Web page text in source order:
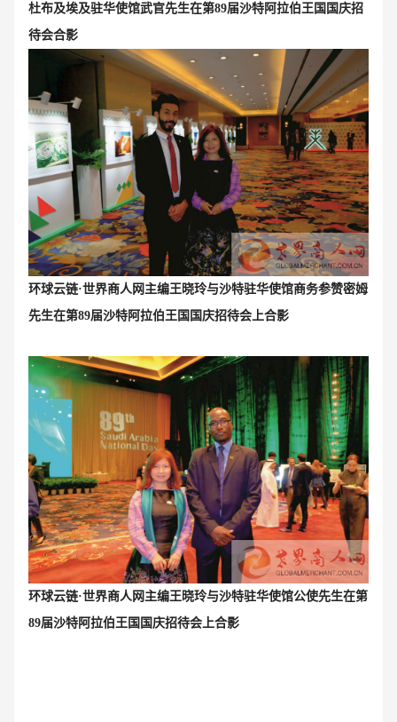
杜布及埃及驻华使馆武官先生在第89届沙特阿拉伯王国国庆招
待会合影
环球云链·世界商人网主编王晓玲与沙特驻华使馆商务参赞密姆
先生在第89届沙特阿拉伯王国国庆招待会上合影
环球云链·世界商人网主编王晓玲与沙特驻华使馆公使先生在第
89届沙特阿拉伯王国国庆招待会上合影